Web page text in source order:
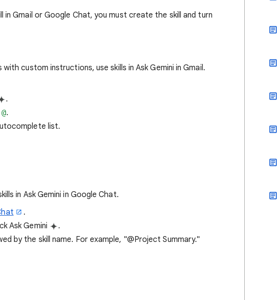
in Gmail or Google Chat, you must create the skill and turn
custom instructions, use skills in Ask Gemini in Gmail.
.
@.
list.
in Ask Gemini in Google Chat.
.
Ask Gemini
.
by the skill name. For example, "@Project Summary."